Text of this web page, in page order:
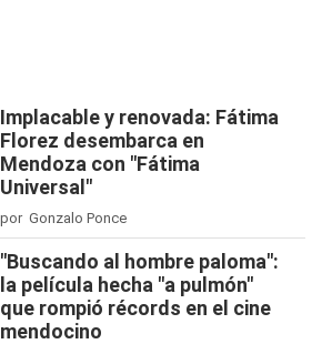
Implacable y renovada: Fátima
Florez desembarca en
Mendoza con "Fátima
Universal"
por Gonzalo Ponce
"Buscando al hombre paloma":
la película hecha "a pulmón"
que rompió récords en el cine
mendocino